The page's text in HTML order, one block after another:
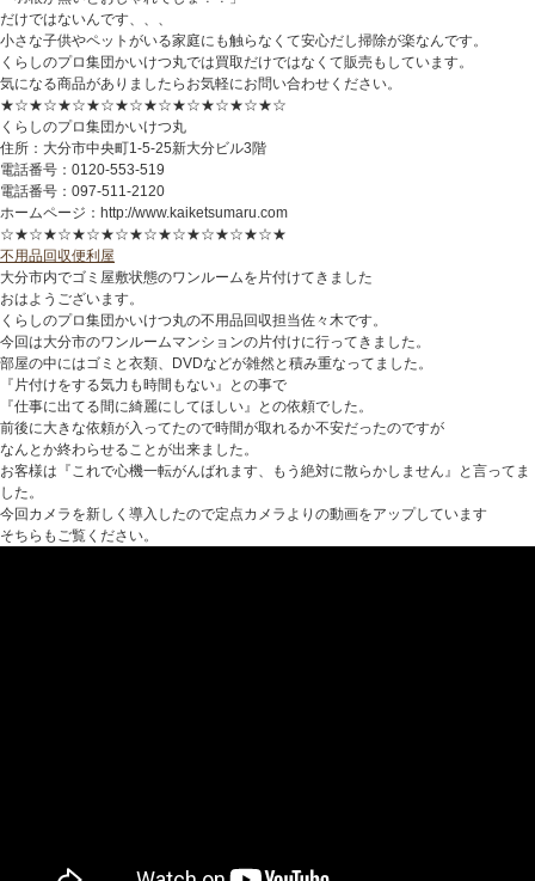
だけではないんです、、、
小さな子供やペットがいる家庭にも触らなくて安心だし掃除が楽なんです。
くらしのプロ集団かいけつ丸では買取だけではなくて販売もしています。
気になる商品がありましたらお気軽にお問い合わせください。
★☆★☆★☆★☆★☆★☆★☆★☆★☆★☆
くらしのプロ集団かいけつ丸
住所：大分市中央町1-5-25新大分ビル3階
電話番号：0120-553-519
電話番号：097-511-2120
ホームページ：http://www.kaiketsumaru.com
☆★☆★☆★☆★☆★☆★☆★☆★☆★☆★
不用品回収便利屋
大分市内でゴミ屋敷状態のワンルームを片付けてきました
おはようございます。
くらしのプロ集団かいけつ丸の不用品回収担当佐々木です。
今回は大分市のワンルームマンションの片付けに行ってきました。
部屋の中にはゴミと衣類、DVDなどが雑然と積み重なってました。
『片付けをする気力も時間もない』との事で
『仕事に出てる間に綺麗にしてほしい』との依頼でした。
前後に大きな依頼が入ってたので時間が取れるか不安だったのですが
なんとか終わらせることが出来ました。
お客様は『これで心機一転がんばれます、もう絶対に散らかしません』と言ってま
した。
今回カメラを新しく導入したので定点カメラよりの動画をアップしています
そちらもご覧ください。